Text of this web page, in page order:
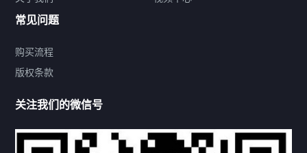
热门标签
机构链接
联系方式 关于我们
常见问题
购买流程
版权条款
关注我们的微信号